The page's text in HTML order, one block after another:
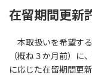
在留期間更新
本取扱いを希望す
（概ね３か月前）に
に応じた在留期間更